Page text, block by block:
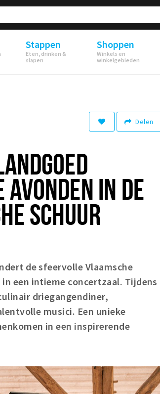
Stappen
Eten, drinken &
slapen
Shoppen
Winkels en
winkelgebieden
Delen
IN DE
SCHUUR
de sfeervolle Vlaamsche
een intieme concertzaal. Tijdens
driegangendiner,
musici. Een unieke
in een inspirerende